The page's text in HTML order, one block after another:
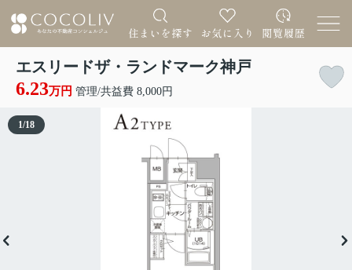
エスリードザ・ランドマーク神戸
6.23万円 管理/共益費 8,000円
1/18